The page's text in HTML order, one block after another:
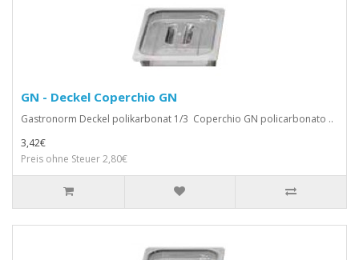
GN - Deckel Coperchio GN
Gastronorm Deckel polikarbonat 1/3 Coperchio GN policarbonato ..
3,42€
Preis ohne Steuer 2,80€